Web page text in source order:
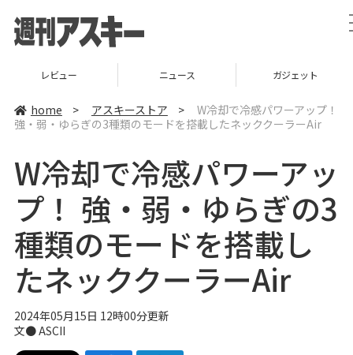
レビュー ニュース ガジェット
home > アスキーストア >
W冷却で冷感パワーアップ！
強・弱・ゆらぎの3種類のモードを搭載したネッククーラーAir
W冷却で冷感パワーアッ
プ！ 強・弱・ゆらぎの3
種類のモードを搭載し
たネッククーラーAir
2024年05月15日 12時00分更新
文● ASCII